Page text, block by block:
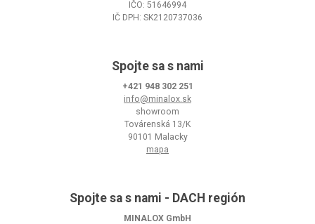
IČO: 51646994
IČ DPH: SK2120737036
Spojte sa s nami
+421 948 302 251
info@minalox.sk
showroom
Továrenská 13/K
90101 Malacky
mapa
Spojte sa s nami - DACH región
MINALOX GmbH